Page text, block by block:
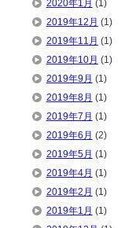
2020年1月 (1)
2019年12月 (1)
2019年11月 (1)
2019年10月 (1)
2019年9月 (1)
2019年8月 (1)
2019年7月 (1)
2019年6月 (2)
2019年5月 (1)
2019年4月 (1)
2019年2月 (1)
2019年1月 (1)